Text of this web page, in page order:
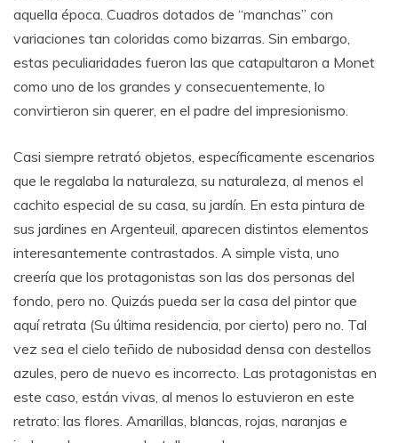
aquella época. Cuadros dotados de “manchas” con
variaciones tan coloridas como bizarras. Sin embargo,
estas peculiaridades fueron las que catapultaron a Monet
como uno de los grandes y consecuentemente, lo
convirtieron sin querer, en el padre del impresionismo.
Casi siempre retrató objetos, específicamente escenarios
que le regalaba la naturaleza, su naturaleza, al menos el
cachito especial de su casa, su jardín. En esta pintura de
sus jardines en Argenteuil, aparecen distintos elementos
interesantemente contrastados. A simple vista, uno
creería que los protagonistas son las dos personas del
fondo, pero no. Quizás pueda ser la casa del pintor que
aquí retrata (Su última residencia, por cierto) pero no. Tal
vez sea el cielo teñido de nubosidad densa con destellos
azules, pero de nuevo es incorrecto. Las protagonistas en
este caso, están vivas, al menos lo estuvieron en este
retrato: las flores. Amarillas, blancas, rojas, naranjas e